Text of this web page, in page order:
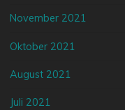
November 2021
Oktober 2021
August 2021
Juli 2021